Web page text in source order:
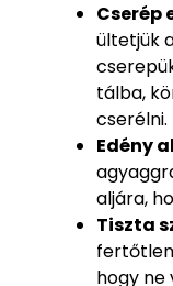
Cserép
ültetjük
tálba,
cserélni.
Edény
aljára,
Tiszta
hogy ne